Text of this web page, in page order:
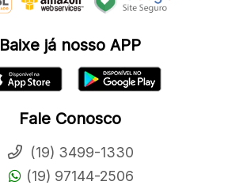
Baixe já nosso APP
Fale Conosco
(19) 3499-1330
(19) 97144-2506